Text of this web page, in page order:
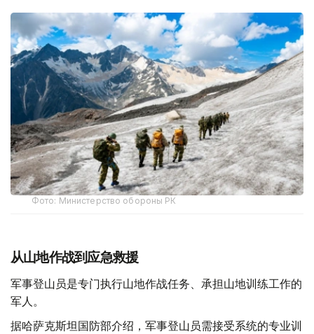
Фото: Министерство обороны РК
从山地作战到应急救援
军事登山员是专门执行山地作战任务、承担山地训练工作的
军人。
据哈萨克斯坦国防部介绍，军事登山员需接受系统的专业训